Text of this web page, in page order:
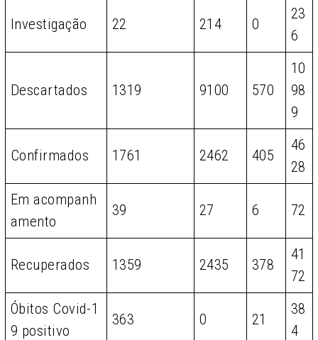
Investigação 22 214 0
23
6
Descartados 1319 9100 570
10
98
9
Confirmados 1761 2462 405
46
28
Em acompanh
amento
39 27 6 72
Recuperados 1359 2435 378
41
72
Óbitos Covid-1
9 positivo
363 0 21
38
4